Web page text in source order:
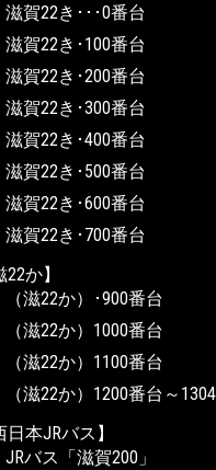
滋賀22き･･･0番台
滋賀22き･100番台
滋賀22き･200番台
滋賀22き･300番台
滋賀22き･400番台
滋賀22き･500番台
滋賀22き･600番台
滋賀22き･700番台
22か】
（滋22か）･900番台
（滋22か）1000番台
（滋22か）1100番台
（滋22か）1200番台～
日本JRバス】
JRバス「滋賀200」